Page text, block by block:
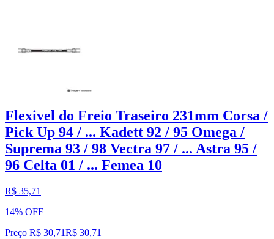
Flexivel do Freio Traseiro 231mm Corsa /
Pick Up 94 / ... Kadett 92 / 95 Omega /
Suprema 93 / 98 Vectra 97 / ... Astra 95 /
96 Celta 01 / ... Femea 10
R$ 35,71
14% OFF
Preço R$ 30,71R$ 30,71